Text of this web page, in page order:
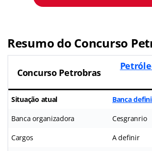
Resumo do Concurso
Concurso Petrobras
Situação atual Banca
Banca organizadora Cesgranrio
Cargos A definir